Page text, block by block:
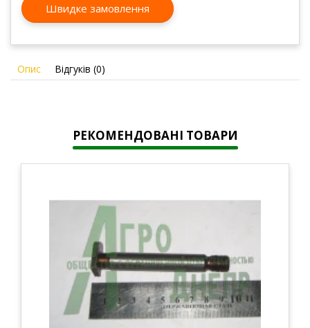
Швидке замовлення
Опис Відгуків (0)
РЕКОМЕНДОВАНІ ТОВАРИ